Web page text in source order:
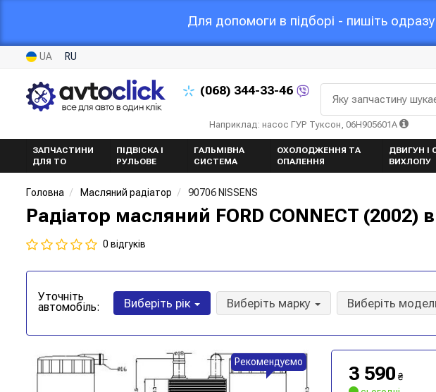
Для допомоги в підборі - пишіть
UA RU
(068) 344-33-46
Яку запчастину
Наприклад: насос ГУР Туксон, 06H905601A
ЗАПЧАСТИНИ
ДЛЯ ТО
ПІДВІСКА І
РУЛЬОВЕ
ГАЛЬМІВНА
СИСТЕМА
ОХОЛОДЖЕННЯ ТА
ОПАЛЕННЯ
ДВИГУН І
ВИХЛОПУ
Головна Масляний радіатор 90706 NISSENS
Радіатор масляний FORD CONNECT (2002)
0 відгуків
Уточніть
автомобіль: Виберіть рік Виберіть марку Виберіть
Рекомендуємо
3 590 ₴